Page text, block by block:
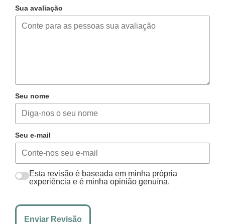
Sua avaliação
Seu nome
Seu e-mail
Esta revisão é baseada em minha própria
experiência e é minha opinião genuína.
Enviar Revisão